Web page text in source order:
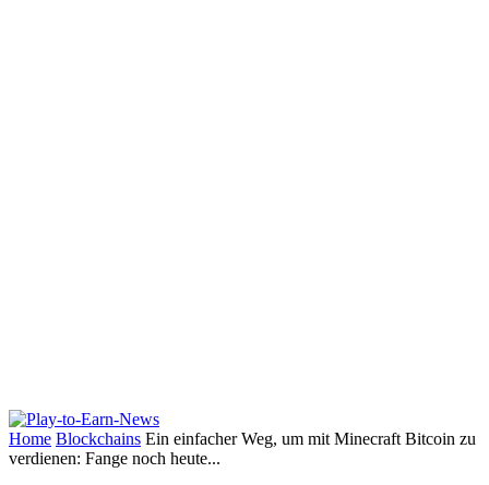
Home Blockchains Ein einfacher Weg, um mit Minecraft Bitcoin zu
verdienen: Fange noch heute...